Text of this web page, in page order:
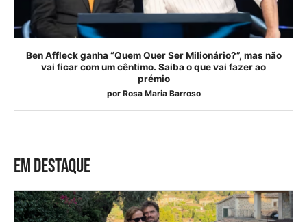
Ben Affleck ganha “Quem Quer Ser Milionário?”, mas não
vai ficar com um cêntimo. Saiba o que vai fazer ao
prémio
por Rosa Maria Barroso
EM DESTAQUE